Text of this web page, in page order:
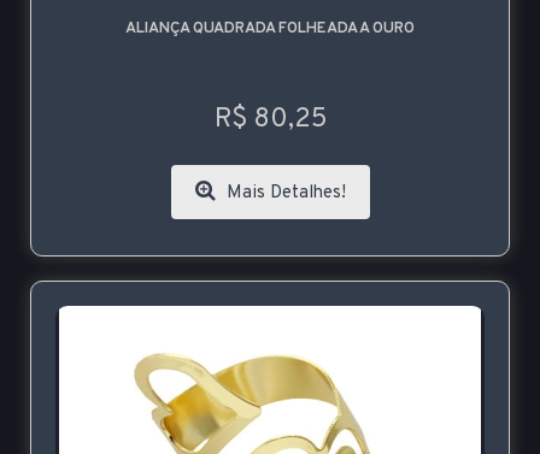
ALIANÇA QUADRADA FOLHEADA A OURO
R$ 80,25
Mais Detalhes!